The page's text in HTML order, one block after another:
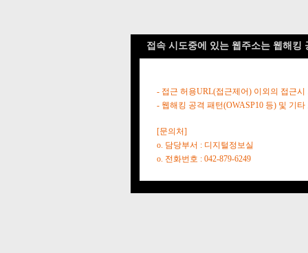
접속 시도중에 있는 웹주소는 웹해킹
- 접근 허용URL(접근제어) 이외의 접근시
- 웹해킹 공격 패턴(OWASP10 등) 및 기
[문의처]
o. 담당부서 : 디지털정보실
o. 전화번호 : 042-879-6249